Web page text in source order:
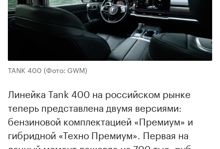
TANK 400 (Фото: GWM)
Линейка Tank 400 на российском рынке
теперь представлена двумя версиями:
бензиновой комплектацией «Премиум» и
гибридной «Техно Премиум». Первая на